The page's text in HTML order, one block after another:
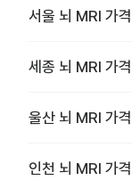
서울 뇌 MRI 가격
세종 뇌 MRI 가격
울산 뇌 MRI 가격
인천 뇌 MRI 가격